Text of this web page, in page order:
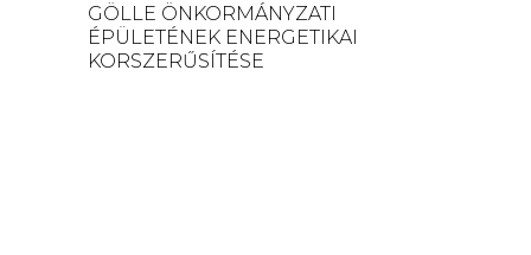
GÖLLE ÖNKORMÁNYZATI
ÉPÜLETÉNEK ENERGETIKAI
KORSZERŰSÍTÉSE